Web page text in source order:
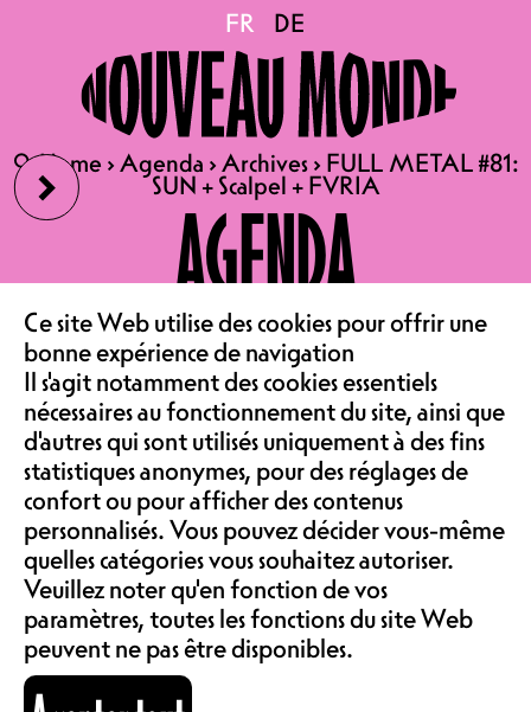
›
FR DE
🔍Home›Agenda ›Archives› FULL METAL #81:
SUN + Scalpel + FVRIA
AGENDA
LE CAFÉ
ASSOCIATION &
COMMUNAUTÉ
LOCATIONS
FR DE
🔍Home›Agenda ›Archives› FULL METAL #81:
SUN + Scalpel + FVRIA
FULL METAL #81: SUN +
Scalpel + FVRIA
VE 17.04.2026
FULL METAL #81 : SUN +
SCALPEL + FVRIA
CONCERT | BRUTAL POP,
HARDCORE TRAP, PUNK
SALLE DE SPECTACLE
| PORTES 20H30, DÉBUT
21H00
TARIF MEMBRE 18.-, TARIF
NORMAL 23.-, TARIF
CONSEILLÉ 30.-
FOR FANS OF : DEATH GRIPS,
Ce site Web utilise des cookies pour offrir une
bonne expérience de navigation
Il s'agit notamment des cookies essentiels
nécessaires au fonctionnement du site, ainsi que
d'autres qui sont utilisés uniquement à des fins
statistiques anonymes, pour des réglages de
confort ou pour afficher des contenus
personnalisés. Vous pouvez décider vous-même
quelles catégories vous souhaitez autoriser.
Veuillez noter qu'en fonction de vos
paramètres, toutes les fonctions du site Web
peuvent ne pas être disponibles.